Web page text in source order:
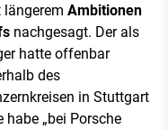
längerem Ambitionen
nachgesagt. Der als
hatte offenbar
des
in Stuttgart
„bei Porsche